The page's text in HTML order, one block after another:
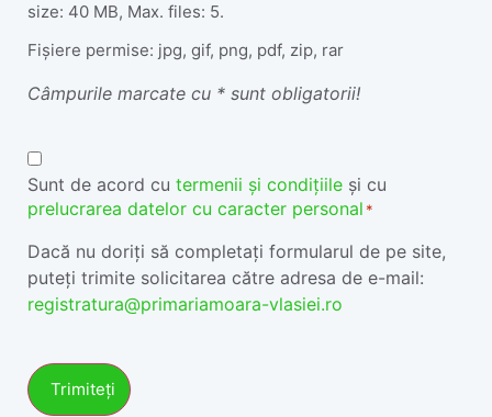
size: 40 MB, Max. files: 5.
Fișiere permise: jpg, gif, png, pdf, zip, rar
Câmpurile marcate cu * sunt obligatorii!
Termeni
și
Condiții
Sunt de acord cu termenii și condițiile și cu
prelucrarea datelor cu caracter personal *
Dacă nu doriți să completați formularul de pe site,
puteți trimite solicitarea către adresa de e-mail:
registratura@primariamoara-vlasiei.ro